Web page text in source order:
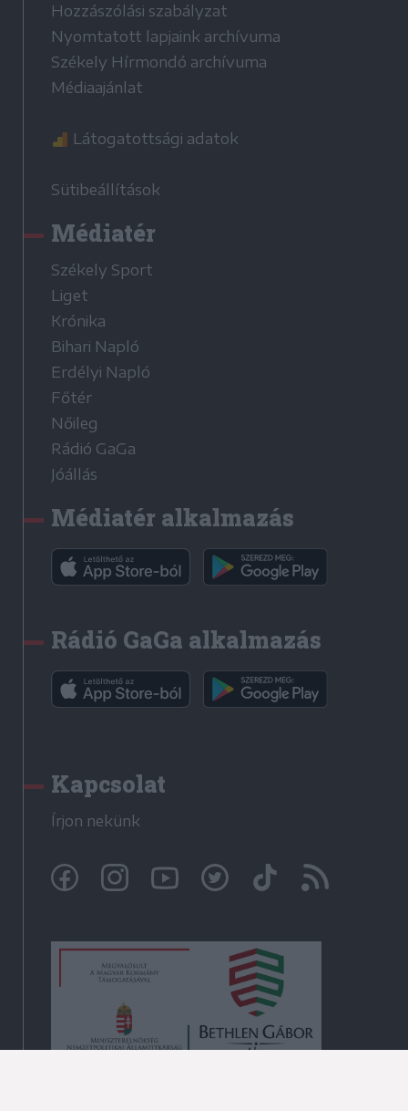
Hozzászólási szabályzat
Nyomtatott lapjaink archívuma
Székely Hírmondó archívuma
Médiaajánlat
Látogatottsági adatok
Sütibeállítások
Médiatér
Székely Sport
Liget
Krónika
Bihari Napló
Erdélyi Napló
Főtér
Nőileg
Rádió GaGa
Jóállás
Médiatér alkalmazás
Rádió GaGa alkalmazás
Kapcsolat
Írjon nekünk